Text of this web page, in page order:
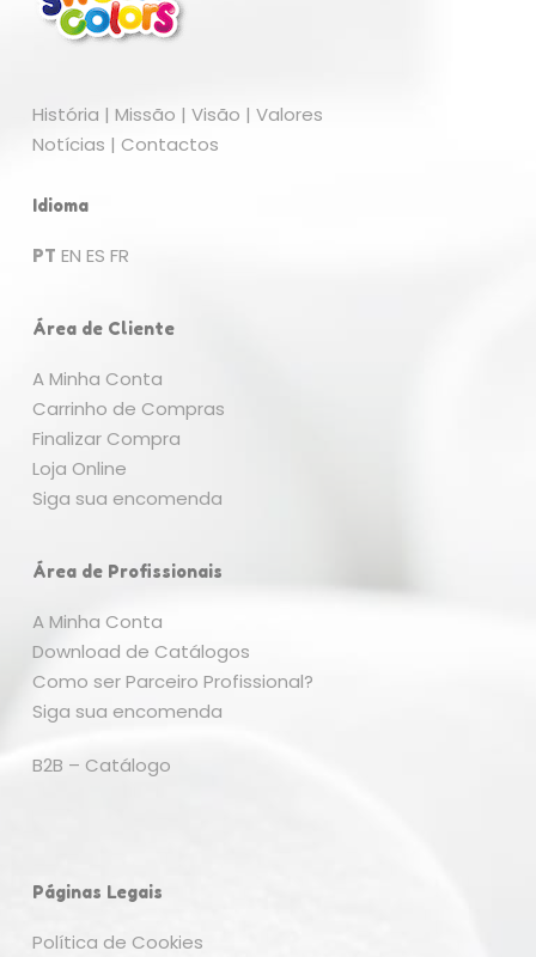
Nenhum produto no carrinho.
História | Missão | Visão | Valores
Notícias | Contactos
Idioma
PT EN ES FR
Área de Cliente
A Minha Conta
Carrinho de Compras
Finalizar Compra
Loja Online
Siga sua encomenda
Área de Profissionais
A Minha Conta
Download de Catálogos
Como ser Parceiro Profissional?
Siga sua encomenda
B2B – Catálogo
Páginas Legais
Política de Cookies